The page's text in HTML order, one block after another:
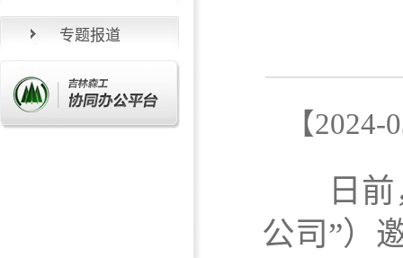
专题报道
【
日前，
公司”）